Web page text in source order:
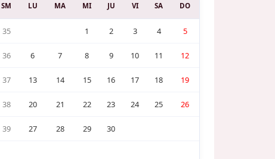
SM LU MA MI JU VI SA DO
35 1 2 3 4 5
36 6 7 8 9 10 11 12
37 13 14 15 16 17 18 19
38 20 21 22 23 24 25 26
39 27 28 29 30